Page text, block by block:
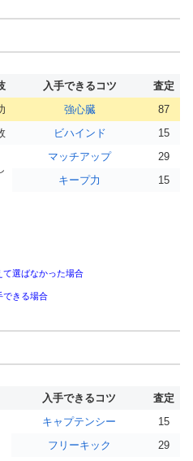
入手できるコツ 査定
強心臓
87
ビハインド 15
マッチアップ
29
キープ力
15
て選ばなかった場合
できる場合
入手できるコツ 査定
キャプテンシー
15
フリーキック
29